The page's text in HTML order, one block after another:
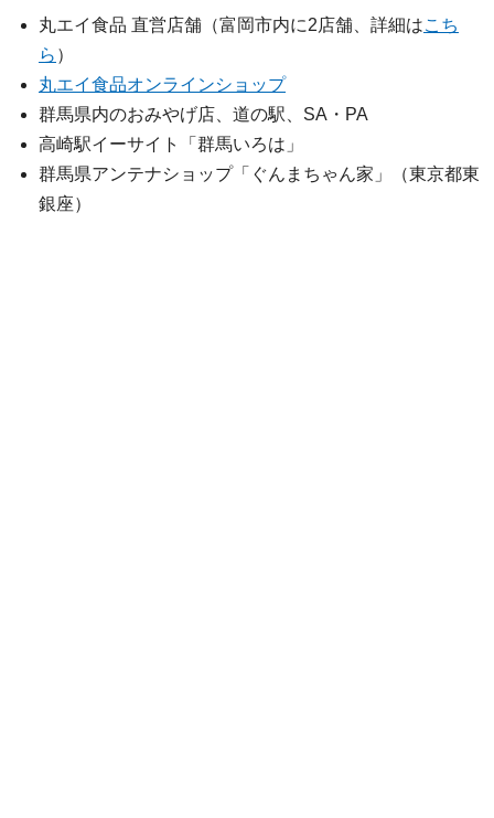
丸エイ食品 直営店舗（富岡市内に2店舗、詳細はこち
ら ）
丸エイ食品オンラインショップ
群馬県内のおみやげ店、道の駅、SA・PA
高崎駅イーサイト「群馬いろは」
群馬県アンテナショップ「ぐんまちゃん家」（東京都東
銀座）